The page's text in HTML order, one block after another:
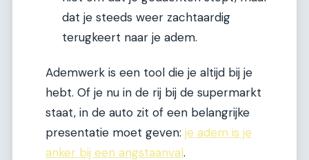
dat je steeds weer zachtaardig
terugkeert naar je adem.
Ademwerk is een tool die je altijd bij je
hebt. Of je nu in de rij bij de supermarkt
staat, in de auto zit of een belangrijke
presentatie moet geven: je adem is je
anker bij een angstaanval.